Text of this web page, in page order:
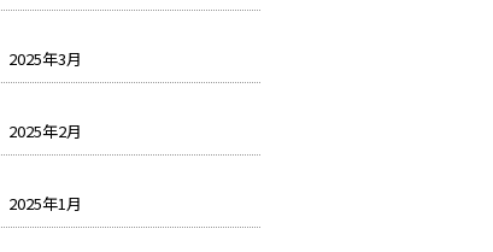
2025年3月
2025年2月
2025年1月